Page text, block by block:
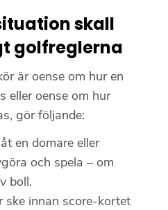
skall
golfreglerna
är oense om hur en
eller oense om hur
gör följande:
en domare eller
och spela – om
boll.
ske innan score-kortet